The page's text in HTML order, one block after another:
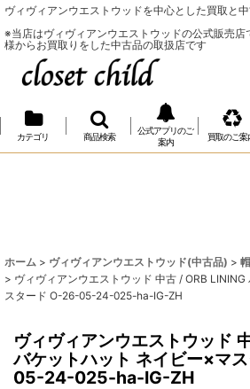
ヴィヴィアンウエストウッドを中心とした買取と
※当店はヴィヴィアンウエストウッドの公式販売
様からお買取りをした中古品の取扱店です
カテゴリ 商品検索
公式アプリのご
案内
買取のご案
ホーム > ヴィヴィアンウエストウッド(中古品) >
> ヴィヴィアンウエストウッド 中古 / ORB
スタード O-26-05-24-025-ha-IG-ZH
ヴィヴィアンウエストウッド
バケットハット ネイビー×マ
05-24-025-ha-IG-ZH